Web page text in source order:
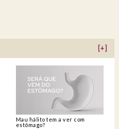
[+]
Mau hálito tem a ver com
estômago?